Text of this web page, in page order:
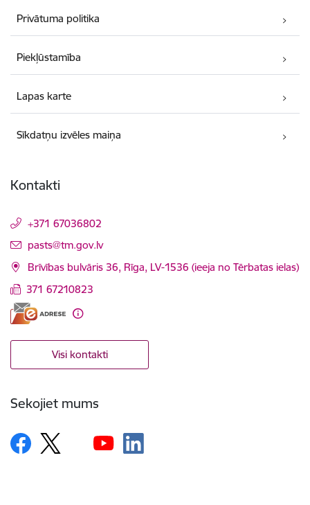
Privātuma politika
Piekļūstamība
Lapas karte
Sīkdatņu izvēles maiņa
Kontakti
+371 67036802
E-pasts:
pasts@tm.gov.lv
Brīvības bulvāris 36, Rīga, LV-1536 (ieeja no Tērbatas ielas)
371 67210823
Visi kontakti
Sekojiet mums